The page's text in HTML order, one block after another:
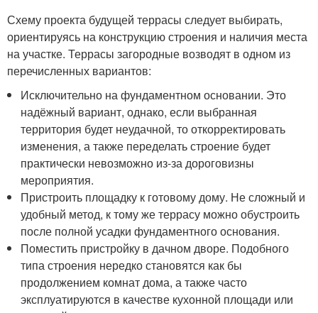
Схему проекта будущей террасы следует выбирать,
ориентируясь на конструкцию строения и наличия места
на участке. Террасы загородные возводят в одном из
перечисленных вариантов:
Исключительно на фундаментном основании. Это
надёжный вариант, однако, если выбранная
территория будет неудачной, то откорректировать
изменения, а также переделать строение будет
практически невозможно из-за дороговизны
мероприятия.
Пристроить площадку к готовому дому. Не сложный и
удобный метод, к тому же террасу можно обустроить
после полной усадки фундаментного основания.
Поместить пристройку в дачном дворе. Подобного
типа строения нередко становятся как бы
продолжением комнат дома, а также часто
эксплуатируются в качестве кухонной площади или